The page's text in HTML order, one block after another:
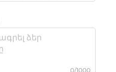
0/1000